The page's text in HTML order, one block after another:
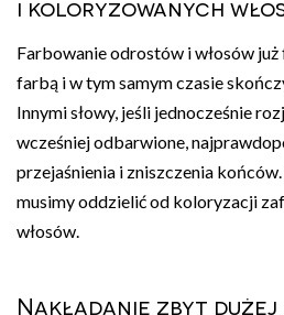
i koloryzowanych
Farbowanie odrostów i włosów
farbą i w tym samym czasie
Innymi słowy, jeśli jednocześnie
wcześniej odbarwione,
przejaśnienia i zniszczenia
musimy oddzielić od koloryzacji
włosów.
Nakładanie zbyt